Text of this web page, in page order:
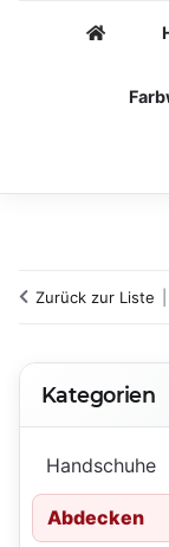
Zurück zur Liste
Kategorien
Handschuhe
Abdecken